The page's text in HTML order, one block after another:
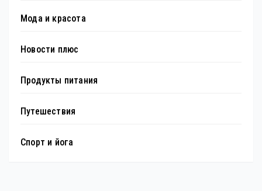
Мода и красота
Новости плюс
Продукты питания
Путешествия
Спорт и йога